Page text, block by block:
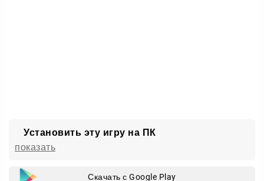
Установить эту игру на ПК
показать
Скачать с Google Play